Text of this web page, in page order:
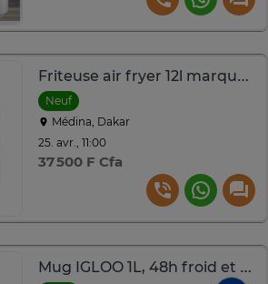
Friteuse air fryer 12l marque silver crest 2800 watts
Neuf
Médina, Dakar
25. avr., 11:00
37 500 F Cfa
Mug IGLOO 1L, 48h froid et 6h chaud